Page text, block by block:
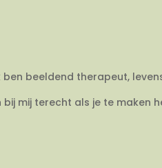
ben beeldend therapeut,
bij mij terecht als je te maken